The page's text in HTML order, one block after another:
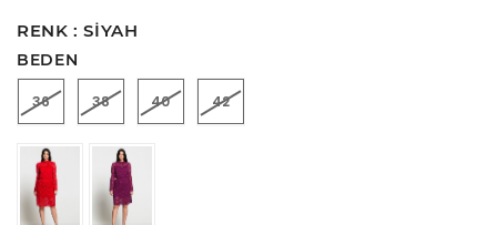
RENK : SIYAH
BEDEN
36 38 40 42